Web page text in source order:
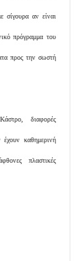
σίγουρα αν είναι
πρόγραμμα του
προς την σωστή
διαφορές
καθημερινή
πλαστικές